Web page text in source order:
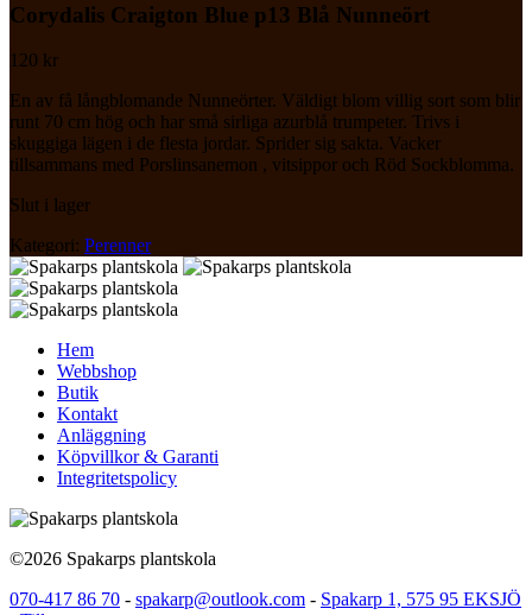
Corydalis Craigton Blue p13 Blå Nunneört
120 kr
En av få långblomande Nunneörter. Väldigt blom villig sort som blir
runt 70 cm hög och har små sirliga azurblå trumpeter. Trivs i
skuggiga lägen i de flesta jordar. Sprider sig sakta. Vacker
tillsammans med Porslinsanemon , vitsippor och Röd Sockblomma.
Slut i lager
Kategori: Perenner
Hem
Webbshop
Butik
Kontakt
Anläggning
Köpvillkor & Garanti
Integritetspolicy
©2026 Spakarps plantskola
070-417 86 70 - spakarp@outlook.com - Spakarp 1, 575 95 EKSJÖ